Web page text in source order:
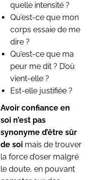
quelle intensité ?
Qu’est-ce que mon
corps essaie de me
dire ?
Qu’est-ce que ma
peur me dit ? D’où
vient-elle ?
Est-elle justifiée ?
Avoir confiance en
soi n’est pas
synonyme d’être sûr
de soi mais de trouver
la force d’oser malgré
le doute, en pouvant